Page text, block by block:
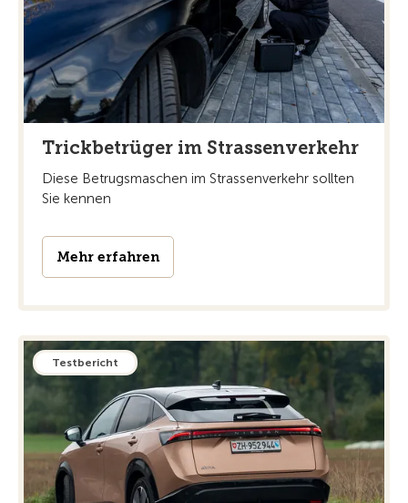
Trickbetrüger im Strassenverkehr
Diese Betrugsmaschen im Strassenverkehr sollten
Sie kennen
Mehr erfahren
Testbericht